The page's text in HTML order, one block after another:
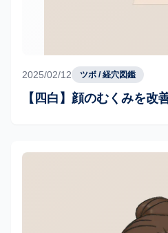
2025/02/12 ツボ / 経穴図鑑
【四白】顔のむくみを改